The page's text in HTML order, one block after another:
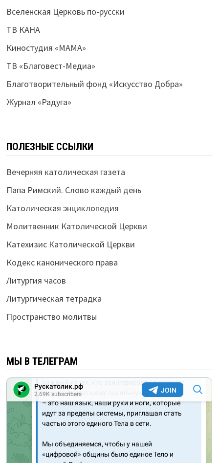
Вселенская Церковь по-русски
ТВ КАНА
Киностудия «МАМА»
ТВ «Благовест-Медиа»
Благотворительный фонд «Искусство Добра»
Журнал «Радуга»
ПОЛЕЗНЫЕ ССЫЛКИ
Вечерняя католическая газета
Папа Римский. Слово каждый день
Католическая энциклопедия
Молитвенник Католической Церкви
Катехизис Католической Церкви
Кодекс канонического права
Литургия часов
Литургическая тетрадка
Пространство молитвы
МЫ В ТЕЛЕГРАМ